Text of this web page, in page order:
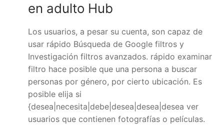
en adulto Hub
Los usuarios, a pesar su cuenta, son capaz de
usar rápido Búsqueda de Google filtros y
Investigación filtros avanzados. rápido examinar
filtro hace posible que una persona a buscar
personas por género, por cierto ubicación. Es
posible elija si
{desea|necesita|debe|desea|desea|desea ver
usuarios que contienen fotografías o películas.